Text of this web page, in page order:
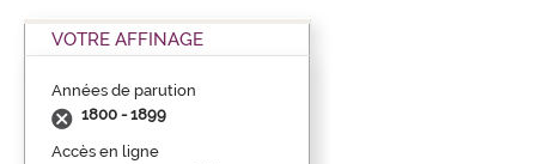
VOTRE AFFINAGE
Années de parution
1800 - 1899
Accès en ligne